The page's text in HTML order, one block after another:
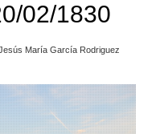
02/1830
María García Rodriguez